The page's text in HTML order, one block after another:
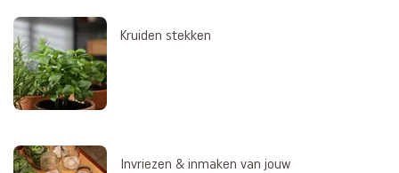
Kruiden stekken
Invriezen & inmaken van jouw